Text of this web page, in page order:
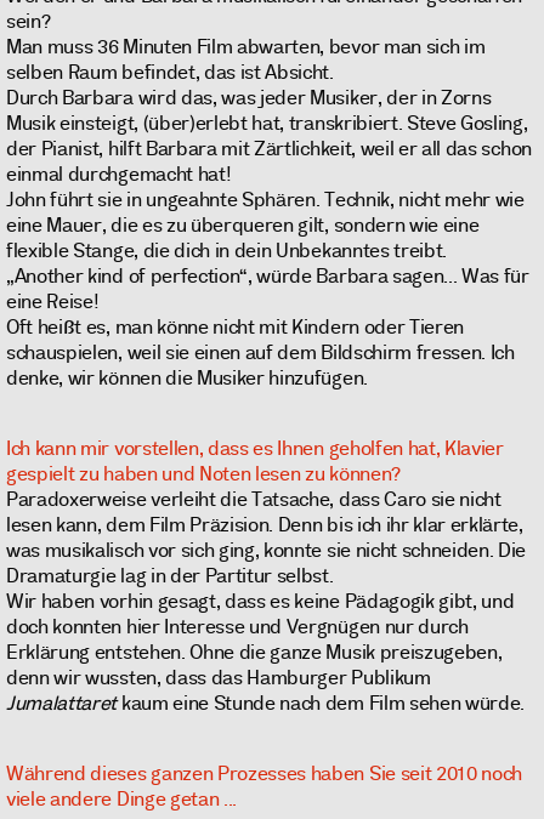
sein?
Man muss 36 Minuten Film abwarten, bevor man sich im
selben Raum befindet, das ist Absicht.
Durch Barbara wird das, was jeder Musiker, der in Zorns
Musik einsteigt, (über)erlebt hat, transkribiert. Steve Gosling,
der Pianist, hilft Barbara mit Zärtlichkeit, weil er all das schon
einmal durchgemacht hat!
John führt sie in ungeahnte Sphären. Technik, nicht mehr wie
eine Mauer, die es zu überqueren gilt, sondern wie eine
flexible Stange, die dich in dein Unbekanntes treibt.
„Another kind of perfection“, würde Barbara sagen... Was für
eine Reise!
Oft heißt es, man könne nicht mit Kindern oder Tieren
schauspielen, weil sie einen auf dem Bildschirm fressen. Ich
denke, wir können die Musiker hinzufügen.
Ich kann mir vorstellen, dass es Ihnen geholfen hat, Klavier
gespielt zu haben und Noten lesen zu können?
Paradoxerweise verleiht die Tatsache, dass Caro sie nicht
lesen kann, dem Film Präzision. Denn bis ich ihr klar erklärte,
was musikalisch vor sich ging, konnte sie nicht schneiden. Die
Dramaturgie lag in der Partitur selbst.
Wir haben vorhin gesagt, dass es keine Pädagogik gibt, und
doch konnten hier Interesse und Vergnügen nur durch
Erklärung entstehen. Ohne die ganze Musik preiszugeben,
denn wir wussten, dass das Hamburger Publikum
Jumalattaretkaum eine Stunde nach dem Film sehen würde.
Während dieses ganzen Prozesses haben Sie seit 2010 noch
viele andere Dinge getan ...